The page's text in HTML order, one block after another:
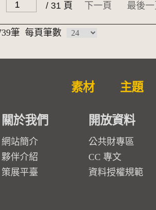
/ 31 頁 下一頁 最後
筆 每頁筆數
素材 主題
關於我們
網站簡介
夥伴介紹
策展平臺
開放資料
公共財專區
CC 專文
資料授權規範